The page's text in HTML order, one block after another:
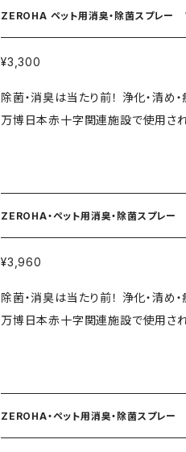
ポイント ●厳選した玄米のみ使用 滋賀県産の玄米を使用し、ペットが食べやすいようきめ細かなパウ
ダー状に加工。 ● シンプルな原材料 余計なものは加えず、自然の栄養をそのまま活かしました。 ● 毎
日使いやすい いつものフードや手作りごは
回) フードに混ぜてお使いください。 ◼️商品情報 品名：ペット用栄養補助食品 商品名：ワンニャン玄米
パウダー 内容量：150g 原材料名：
上の注意 ●本品はペット用です。
られた場合は使用を中止し獣医師に
ZEROHA ペット用消臭・除菌スプレ
¥3,300
除菌・消臭は当たり前！ 浄化・清
万博日本赤十字関連施設で使用さ
れホテルや飲食店などで幅広く使
健康美容業界からも大注目を受けており、除菌、
ニ、ゴキブリ、トコジラミ、蚊が特に
臭・除菌に。 ・ペットの使用済みシ
菌効果は第三者機関調べ ※化学薬品は一切使用しておりません。 ※夜鳴きがひどかったワンちゃんが
スプレーを使用後、ぐっすり寝てくれるよ
商品名・ZEROHA・ペット用消臭・
ZEROHA・ペット用消臭・除菌スプレ
¥3,960
除菌・消臭は当たり前！ 浄化・清
万博日本赤十字関連施設で使用さ
られホテルや飲食店などで幅広く使
ZEROHA・ペット用消臭・除菌スプレ